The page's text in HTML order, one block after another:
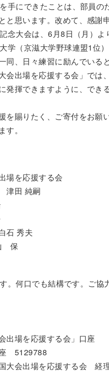
手にできたことは、部員
思います。改めて、感謝
念大会は、6月8日（月）
学（京滋大学野球連盟1位
、日々練習に励んでいる
出場を応援する会」では
発揮できますように、で
賜りたく、ご寄付をお願
。
場を応援する会
田 純嗣
石 秀夫
保
。何口でも結構です。ご協
出場を応援する会」口座
5129788
大会出場を応援する会